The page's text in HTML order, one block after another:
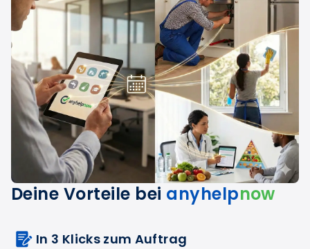
Deine Vorteile bei anyhelpnow
In 3 Klicks zum Auftrag